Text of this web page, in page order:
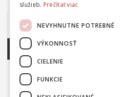
Súhlasím so spracovaním
služieb. Prečítať viac
NEVYHNUTNE POTREBNÉ
VÝKONNOSŤ
CIELENIE
FUNKCIE